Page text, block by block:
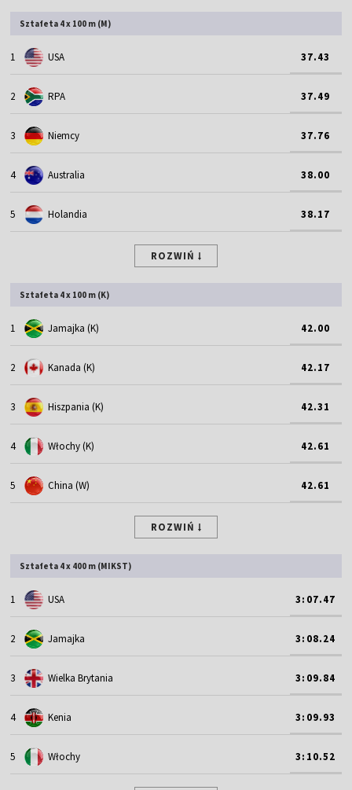
Sztafeta 4 x 100 m (M)
1 USA 37.43
2 RPA 37.49
3 Niemcy 37.76
4 Australia 38.00
5 Holandia 38.17
ROZWIŃ
Sztafeta 4 x 100 m (K)
1 Jamajka (K) 42.00
2 Kanada (K) 42.17
3 Hiszpania (K) 42.31
4 Włochy (K) 42.61
5 China (W) 42.61
ROZWIŃ
Sztafeta 4 x 400 m (MIKST)
1 USA 3:07.47
2 Jamajka 3:08.24
3 Wielka Brytania 3:09.84
4 Kenia 3:09.93
5 Włochy 3:10.52